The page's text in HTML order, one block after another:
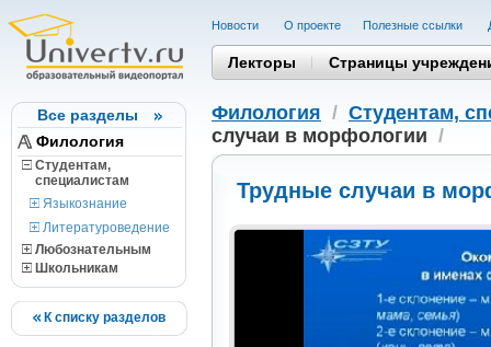
Все разделы
Филология
Студентам,
cпециалистам
Языкознание
Литературоведение
Любознательным
Школьникам
К списку разделов
Новости О проекте Полезные cсылки
Лекторы Страницы
Филология / Студентам,
случаи в морфологии /
Трудные случаи в